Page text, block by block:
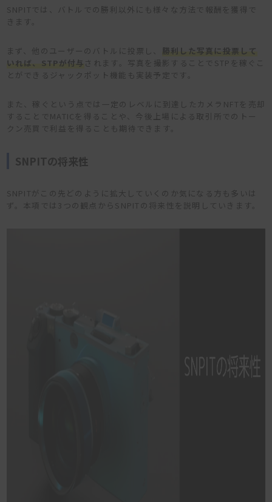
SNPITでは、バトルでの勝利以外にも様々な方法で報酬を獲得で
きます。
まず、他のユーザーのバトルに投票し、 勝利した写真に投票して
いれば、STPが付与 されます。写真を撮影することでSTPを稼ぐこ
とができるジャックポット機能も実装予定です。
また、稼ぐという点では一定のレベルに到達したカメラNFTを売却
することでMATICを得ることや、今後上場による取引所でのトー
クン売買で利益を得ることも期待できます。
SNPITの将来性
SNPITがこの先どのように拡大していくのか気になる方も多いは
ず。本項では3つの観点からSNPITの将来性を説明していきます。